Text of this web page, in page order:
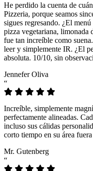
He perdido la cuenta de
Pizzeria, porque seamos
sigues regresando. ¿El
pizza vegetariana, limonada
fue tan increíble como
leer y simplemente IR. ¿El
absoluta. 10/10, sin
Jennefer Oliva
“
Increíble, simplemente
perfectamente alineadas.
incluso sus cálidas
corto tiempo en su área
Mr. Gutenberg
“